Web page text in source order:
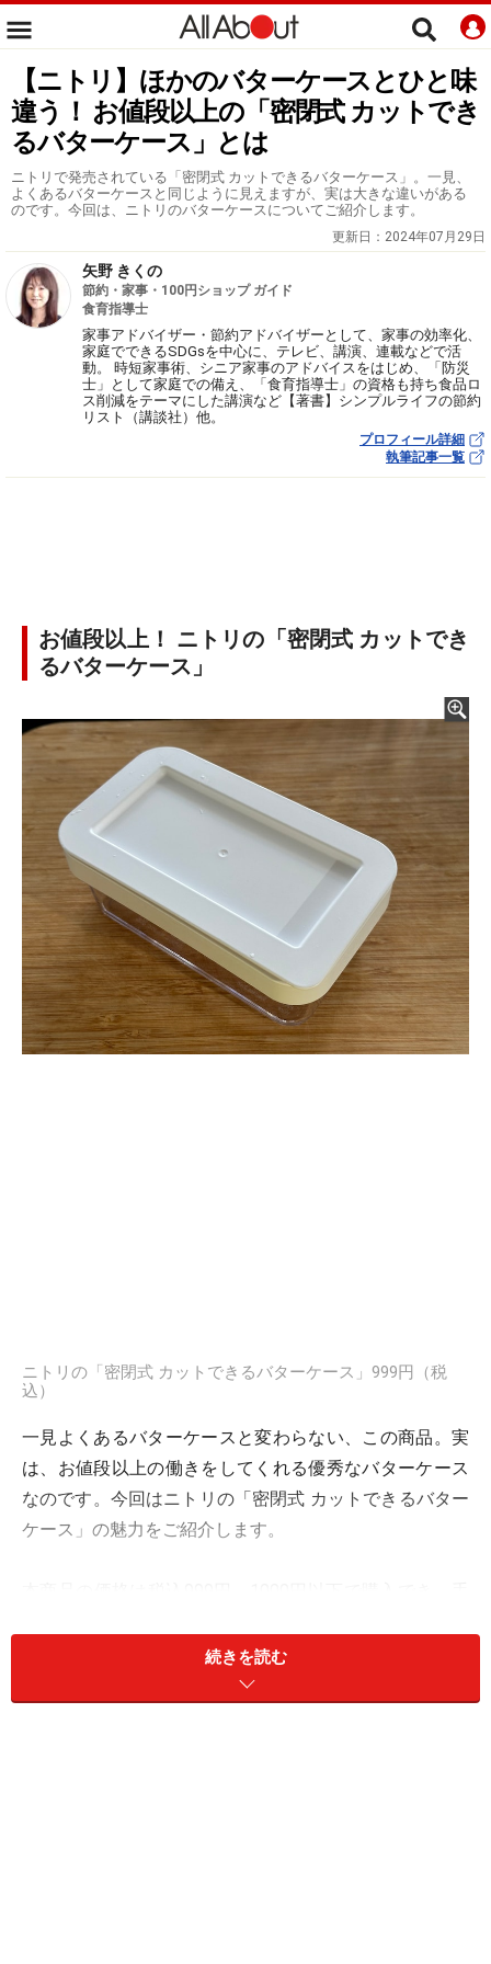
【ニトリ】ほかのバターケースとひと味
違う！ お値段以上の「密閉式 カットでき
るバターケース」とは
ニトリで発売されている「密閉式 カットできるバターケース」。一見、
よくあるバターケースと同じように見えますが、実は大きな違いがある
のです。今回は、ニトリのバターケースについてご紹介します。
更新日： 2024年07月29日
矢野 きくの
節約・家事・100円ショップ ガイド
食育指導士
家事アドバイザー・節約アドバイザーとして、家事の効率化、
家庭でできるSDGsを中心に、テレビ、講演、連載などで活
動。 時短家事術、シニア家事のアドバイスをはじめ、「防災
士」として家庭での備え、「食育指導士」の資格も持ち食品ロ
ス削減をテーマにした講演など【著書】シンプルライフの節約
リスト（講談社）他。
プロフィール詳細
執筆記事一覧
お値段以上！ ニトリの「密閉式 カットでき
るバターケース」
ニトリの「密閉式 カットできるバターケース」999円（税
込）
一見よくあるバターケースと変わらない、この商品。実
は、お値段以上の働きをしてくれる優秀なバターケース
なのです。今回はニトリの「密閉式 カットできるバター
ケース」の魅力をご紹介します。
「密閉式 カットできるバターケース」の使
い方
続きを読む